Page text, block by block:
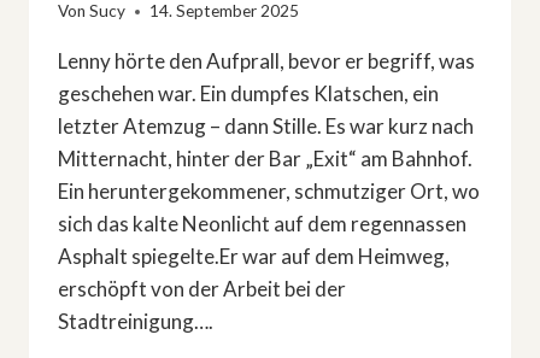
Von Sucy 14. September 2025
Lenny hörte den Aufprall, bevor er begriff, was
geschehen war. Ein dumpfes Klatschen, ein
letzter Atemzug – dann Stille. Es war kurz nach
Mitternacht, hinter der Bar „Exit“ am Bahnhof.
Ein heruntergekommener, schmutziger Ort, wo
sich das kalte Neonlicht auf dem regennassen
Asphalt spiegelte.Er war auf dem Heimweg,
erschöpft von der Arbeit bei der
Stadtreinigung….